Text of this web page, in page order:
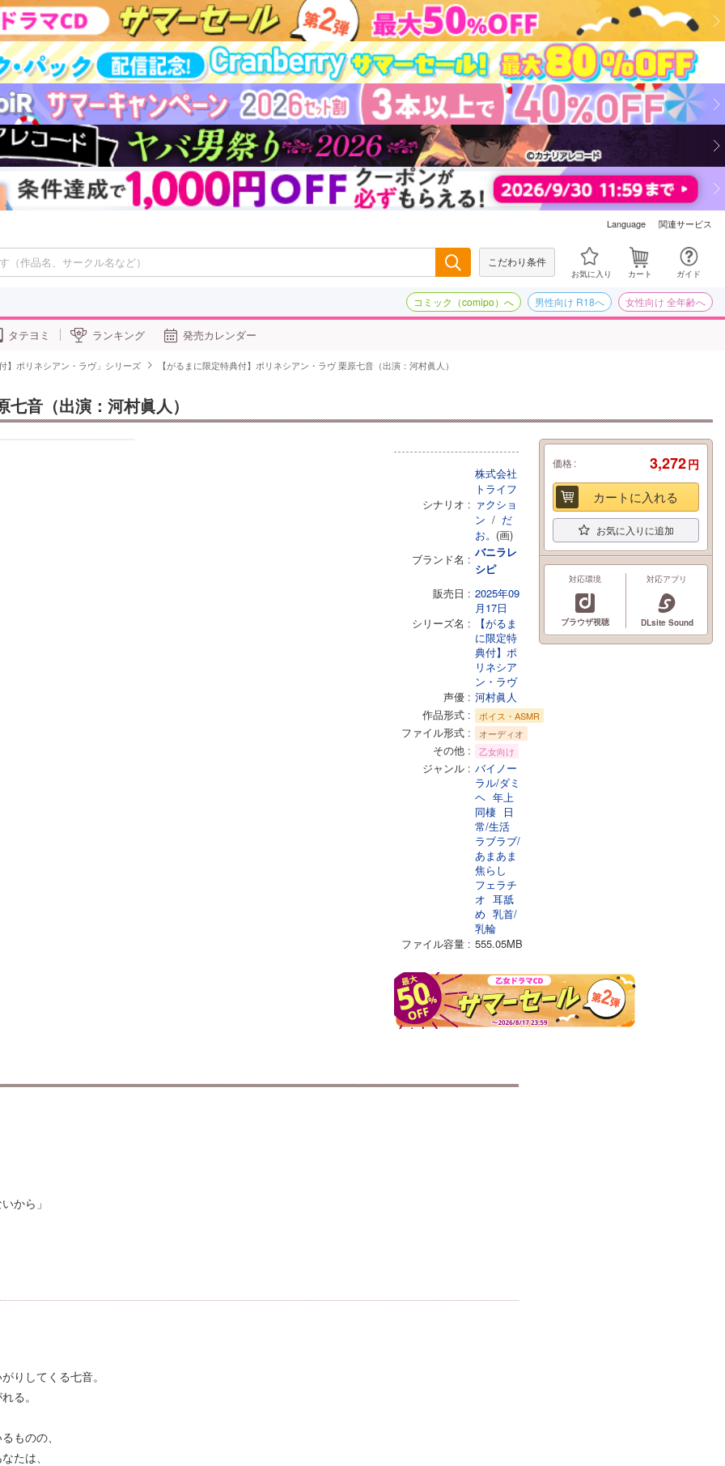
Language 関連サービス
こだわり条件
お気に入り カート ガイド
コミック（comipo）へ 男性向け R18へ 女性向け 全年齢へ
タテヨミ ランキング 発売カレンダー
】ポリネシアン・ラヴ」シリーズ 【がるまに限定特典付】ポリネシアン・ラヴ 栗原七音（出演：河村眞人）
音（出演：河村眞人）
シナリオ
株式会社
トライフ
ァクショ
ン / だ
お。 (画)
ブランド名
バニラレ
シピ
販売日
2025年09
月17日
シリーズ名
【がるま
に限定特
典付】ポ
リネシア
ン・ラヴ
声優
河村眞人
作品形式
ボイス・ASMR
ファイル形式 オーディオ
その他 乙女向け
ジャンル
バイノー
ラル/ダミ
ヘ 年上
同棲 日
常/生活
ラブラブ/
あまあま
焦らし
フェラチ
オ 耳舐
め 乳首/
乳輪
ファイル容量
555.05MB
から」
りしてくる七音。
る。
ものの、
たは、
価格 3,272円
カートに入れる
お気に入りに追加
対応環境
ブラウザ視聴
対応アプリ
DLsite Sound